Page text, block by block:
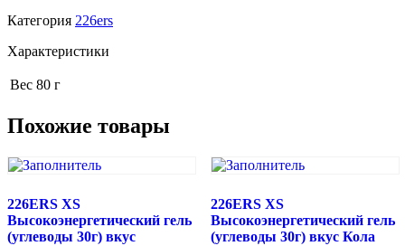
Категория 226ers
Характеристики
Вес 80 г
Похожие товары
226ERS XS
Высокоэнергетический гель
(углеводы 30г) вкус
226ERS XS
Высокоэнергетический гель
(углеводы 30г) вкус Кола